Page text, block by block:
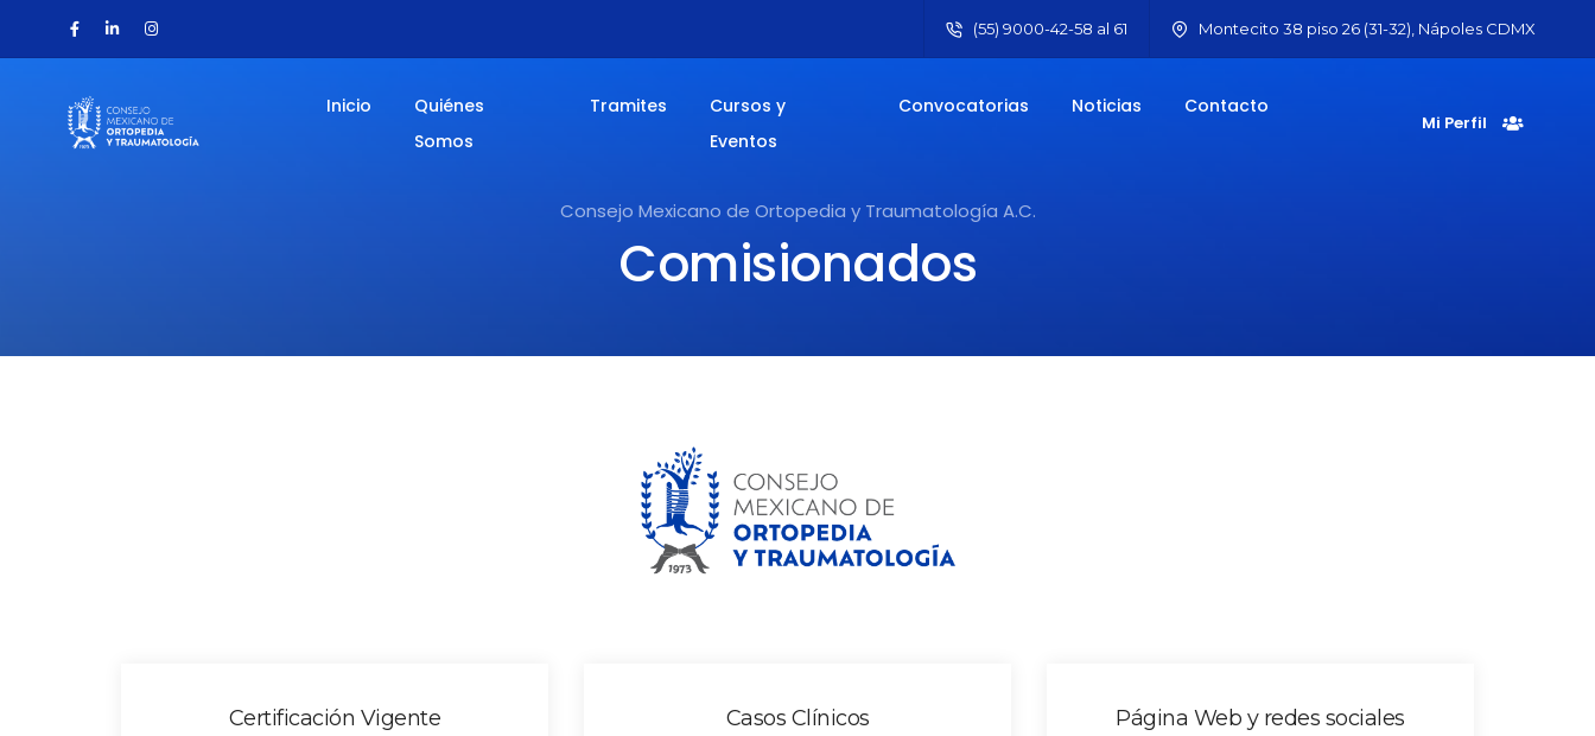
(55) 9000-42-58 al 61 Montecito 38 piso 26 (31-32), Nápoles CDMX
Inicio
Quiénes
Somos
Tramites
Cursos y
Eventos
Convocatorias Noticias Contacto
Mi Perfil
Consejo Mexicano de Ortopedia y Traumatología A.C.
Comisionados
Certificación Vigente Casos Clínicos Página Web y redes sociales